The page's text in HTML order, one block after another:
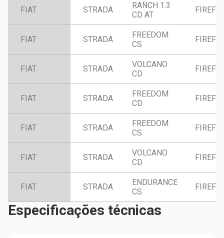
FIAT STRADA
RANCH 1.3
CD AT
FIREFLY
FIAT STRADA
FREEDOM
CS
FIREFLY
FIAT STRADA
VOLCANO
CD
FIREFLY
FIAT STRADA
FREEDOM
CD
FIREFLY
FIAT STRADA
FREEDOM
CS
FIREFLY
FIAT STRADA
VOLCANO
CD
FIREFLY
FIAT STRADA
ENDURANCE
CS
FIREFLY
Especificações técnicas